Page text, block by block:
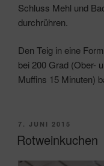
Schluss Mehl und
durchrühren.
Den Teig in eine
bei 200 Grad (Ober-
Muffins 15 Minuten)
VERÖFFENTLICHT
AM
7. JUNI 2015
Rotweinkuchen